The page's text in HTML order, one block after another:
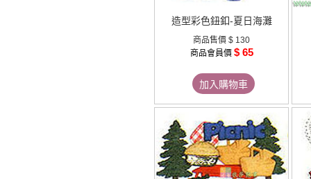
造型彩色鈕釦-夏日海灘
商品售價 $ 130
商品會員價 $ 65
加入購物車